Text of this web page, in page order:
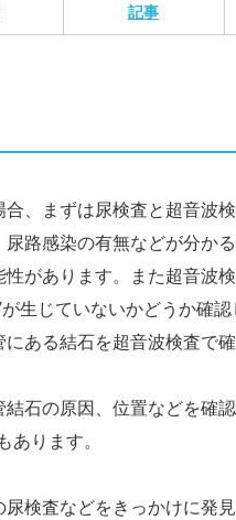
記事
、まずは尿検査と超音波
路感染の有無などが分か
があります。また超音波
が生じていないかどうか確
ある結石を超音波検査で
石の原因、位置などを確
ります。
検査などをきっかけに発